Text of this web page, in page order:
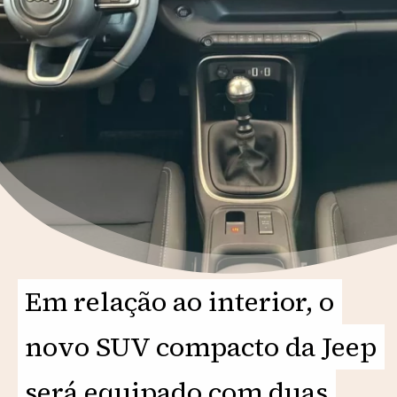
Em relação ao interior, o
novo SUV compacto da Jeep
Em relação ao interior, o
novo SUV compacto da Jeep